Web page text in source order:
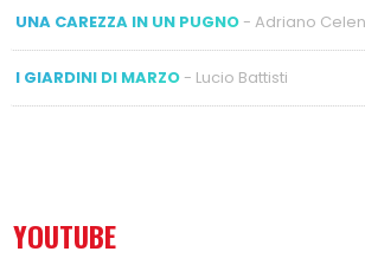
UNA CAREZZA IN UN PUGNO- Adriano
I GIARDINI DI MARZO- Lucio Battisti
YOUTUBE